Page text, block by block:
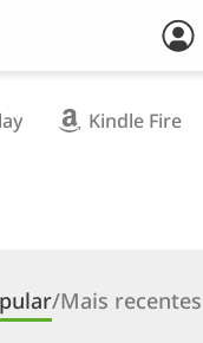
Kindle Fire
/Mais recentes